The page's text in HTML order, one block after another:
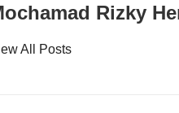
Rizky
All Posts